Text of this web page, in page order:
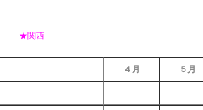
会 ★関西
４月 ５月